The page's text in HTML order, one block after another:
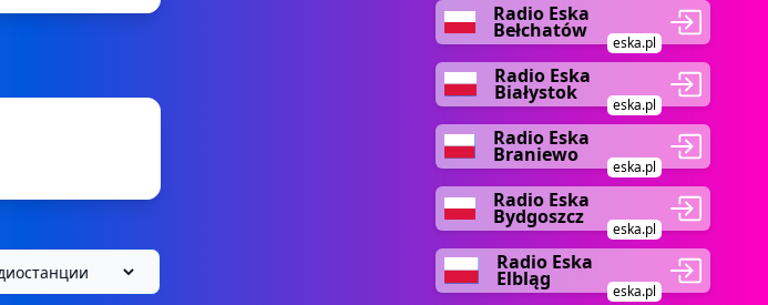
Radio Eska
Bełchatów
eska.pl
Radio Eska
Białystok
eska.pl
Radio Eska
Braniewo
eska.pl
Radio Eska
Bydgoszcz
eska.pl
Radio Eska
Elbląg
eska.pl